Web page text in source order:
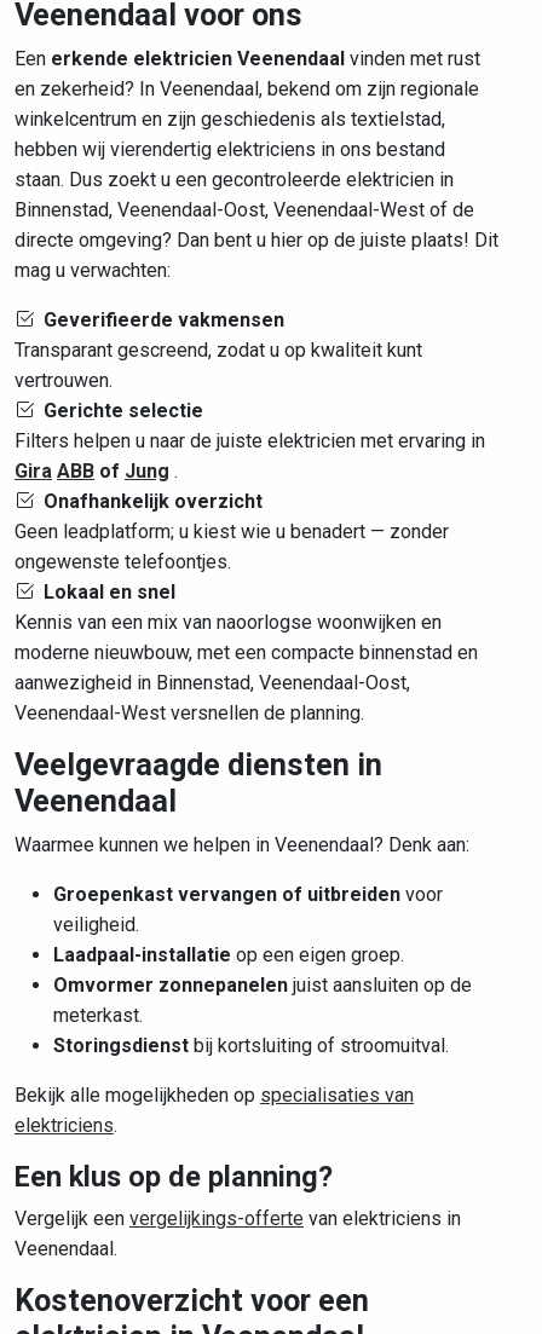
Veenendaal voor ons
Een erkende elektricien Veenendaal vinden met rust
en zekerheid? In Veenendaal, bekend om zijn regionale
winkelcentrum en zijn geschiedenis als textielstad,
hebben wij vierendertig elektriciens in ons bestand
staan. Dus zoekt u een gecontroleerde elektricien in
Binnenstad, Veenendaal-Oost, Veenendaal-West of de
directe omgeving? Dan bent u hier op de juiste plaats! Dit
mag u verwachten:
Geverifieerde vakmensen
Transparant gescreend, zodat u op kwaliteit kunt
vertrouwen.
Gerichte selectie
Filters helpen u naar de juiste elektricien met ervaring in
Gira ABB of Jung .
Onafhankelijk overzicht
Geen leadplatform; u kiest wie u benadert — zonder
ongewenste telefoontjes.
Lokaal en snel
Kennis van een mix van naoorlogse woonwijken en
moderne nieuwbouw, met een compacte binnenstad en
aanwezigheid in Binnenstad, Veenendaal-Oost,
Veenendaal-West versnellen de planning.
Veelgevraagde diensten in
Veenendaal
Waarmee kunnen we helpen in Veenendaal? Denk aan:
Groepenkast vervangen of uitbreiden voor
veiligheid.
Laadpaal-installatie op een eigen groep.
Omvormer zonnepanelen juist aansluiten op de
meterkast.
Storingsdienst bij kortsluiting of stroomuitval.
Bekijk alle mogelijkheden op specialisaties van
elektriciens.
Een klus op de planning?
Vergelijk een vergelijkings-offerte van elektriciens in
Veenendaal.
Kostenoverzicht voor een